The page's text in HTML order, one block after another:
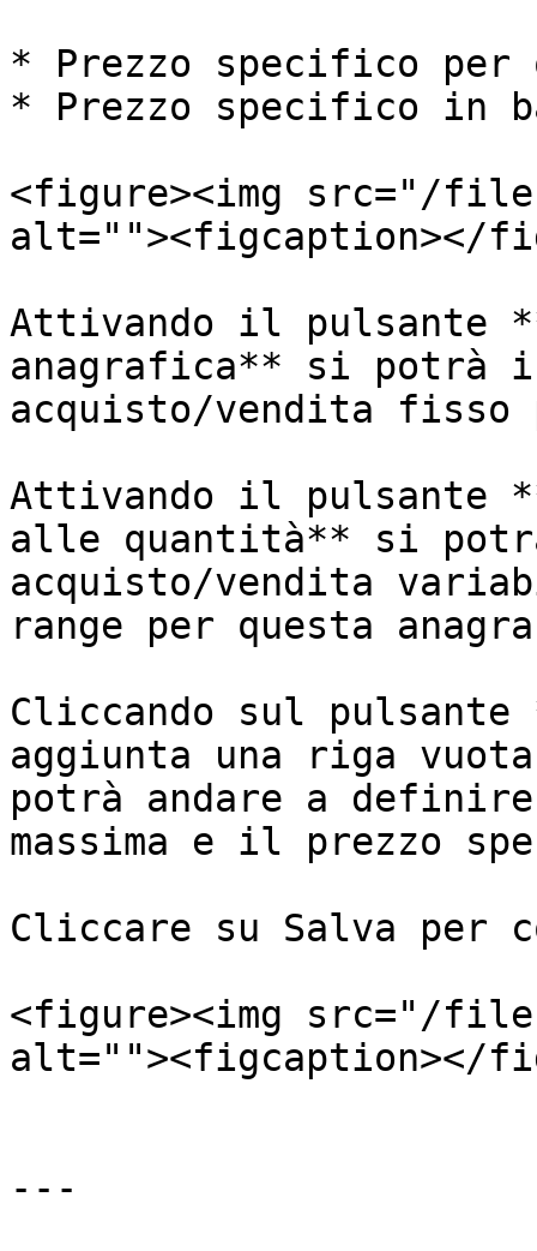
* Prezzo specifico per
* Prezzo specifico in
<figure><img src="/files/
alt=""><figcaption></
Attivando il pulsante
anagrafica** si potrà
acquisto/vendita fisso
Attivando il pulsante
alle quantità** si
acquisto/vendita
range per questa
Cliccando sul
aggiunta una riga
potrà andare a
massima e il prezzo
Cliccare su Salva per
<figure><img src="/files/
alt=""><figcaption></
---